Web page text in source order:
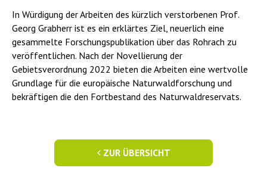
In Würdigung der Arbeiten des kürzlich verstorbenen Prof.
Georg Grabherr ist es ein erklärtes Ziel, neuerlich eine
gesammelte Forschungspublikation über das Rohrach zu
veröffentlichen. Nach der Novellierung der
Gebietsverordnung 2022 bieten die Arbeiten eine wertvolle
Grundlage für die europäische Naturwaldforschung und
bekräftigen die den Fortbestand des Naturwaldreservats.
ZUR ÜBERSICHT